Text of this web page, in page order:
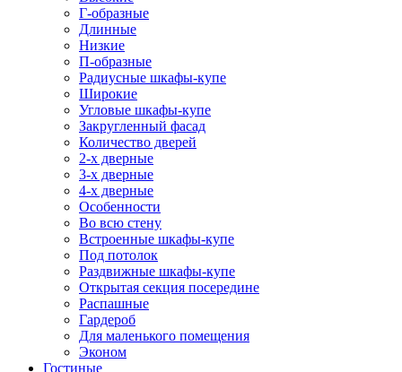
Г-образные
Длинные
Низкие
П-образные
Радиусные шкафы-купе
Широкие
Угловые шкафы-купе
Закругленный фасад
Количество дверей
2-х дверные
3-х дверные
4-х дверные
Особенности
Во всю стену
Встроенные шкафы-купе
Под потолок
Раздвижные шкафы-купе
Открытая секция посередине
Распашные
Гардероб
Для маленького помещения
Эконом
Гостиные